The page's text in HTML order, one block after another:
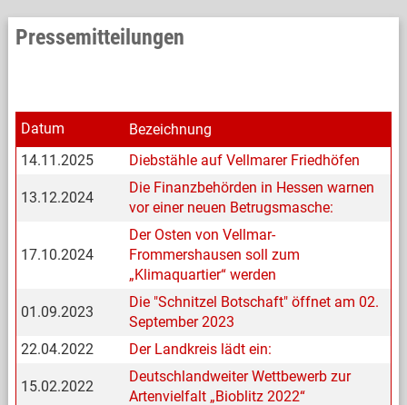
Pressemitteilungen
Datum
Bezeichnung
14.11.2025
Diebstähle auf Vellmarer Friedhöfen
13.12.2024
Die Finanzbehörden in Hessen warnen
vor einer neuen Betrugsmasche:
17.10.2024
Der Osten von Vellmar-
Frommershausen soll zum
„Klimaquartier“ werden
01.09.2023
Die "Schnitzel Botschaft" öffnet am 02.
September 2023
22.04.2022
Der Landkreis lädt ein:
15.02.2022
Deutschlandweiter Wettbewerb zur
Artenvielfalt „Bioblitz 2022“